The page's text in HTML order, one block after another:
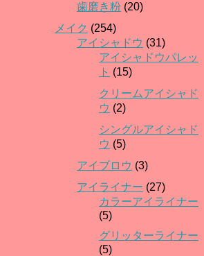
歯磨き粉 (20)
メイク (254)
アイシャドウ (31)
アイシャドウパレッ
ト (15)
クリームアイシャド
ウ (2)
シングルアイシャド
ウ (5)
アイブロウ (3)
アイライナー (27)
カラーアイライナー
(5)
グリッターライナー
(5)